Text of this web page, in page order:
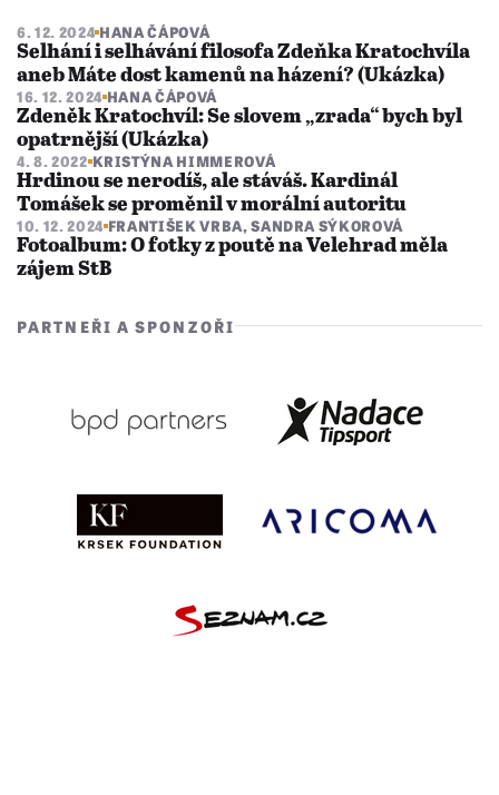
6. 12. 2024 HANA ČÁPOVÁ
Selhání i selhávání filosofa Zdeňka Kratochvíla
aneb Máte dost kamenů na házení? (Ukázka)
16. 12. 2024 HANA ČÁPOVÁ
Zdeněk Kratochvíl: Se slovem „zrada“ bych byl
opatrnější (Ukázka)
4. 8. 2022 KRISTÝNA HIMMEROVÁ
Hrdinou se nerodíš, ale stáváš. Kardinál
Tomášek se proměnil v morální autoritu
10. 12. 2024 FRANTIŠEK VRBA,SANDRA SÝKOROVÁ
Fotoalbum: O fotky z poutě na Velehrad měla
zájem StB
PARTNEŘI A SPONZOŘI